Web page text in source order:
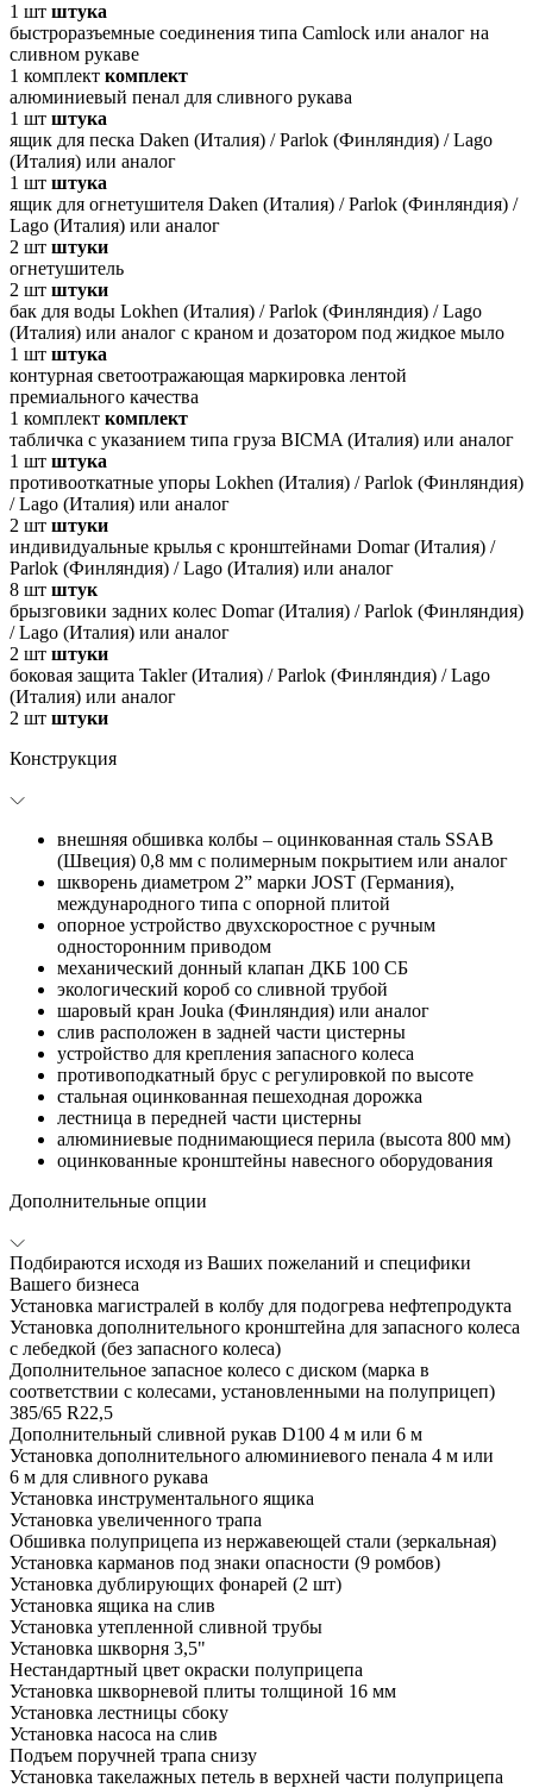
1 шт штука
быстроразъемные соединения типа Camlock или аналог на
сливном рукаве
1 комплект комплект
алюминиевый пенал для сливного рукава
1 шт штука
ящик для песка Daken (Италия) / Parlok (Финляндия) / Lago
(Италия) или аналог
1 шт штука
ящик для огнетушителя Daken (Италия) / Parlok (Финляндия) /
Lago (Италия) или аналог
2 шт штуки
огнетушитель
2 шт штуки
бак для воды Lokhen (Италия) / Parlok (Финляндия) / Lago
(Италия) или аналог с краном и дозатором под жидкое мыло
1 шт штука
контурная светоотражающая маркировка лентой
премиального качества
1 комплект комплект
табличка с указанием типа груза BICMA (Италия) или аналог
1 шт штука
противооткатные упоры Lokhen (Италия) / Parlok (Финляндия)
/ Lago (Италия) или аналог
2 шт штуки
индивидуальные крылья с кронштейнами Domar (Италия) /
Parlok (Финляндия) / Lago (Италия) или аналог
8 шт штук
брызговики задних колес Domar (Италия) / Parlok (Финляндия)
/ Lago (Италия) или аналог
2 шт штуки
боковая защита Takler (Италия) / Parlok (Финляндия) / Lago
(Италия) или аналог
2 шт штуки
Конструкция
внешняя обшивка колбы – оцинкованная сталь SSAB
(Швеция) 0,8 мм c полимерным покрытием или аналог
шкворень диаметром 2” марки JOST (Германия),
международного типа с опорной плитой
опорное устройство двухскоростное с ручным
односторонним приводом
механический донный клапан ДКБ 100 СБ
экологический короб со сливной трубой
шаровый кран Jouka (Финляндия) или аналог
слив расположен в задней части цистерны
устройство для крепления запасного колеса
противоподкатный брус с регулировкой по высоте
стальная оцинкованная пешеходная дорожка
лестница в передней части цистерны
алюминиевые поднимающиеся перила (высота 800 мм)
оцинкованные кронштейны навесного оборудования
Дополнительные опции
Подбираются исходя из Ваших пожеланий и специфики
Вашего бизнеса
Установка магистралей в колбу для подогрева нефтепродукта
Установка дополнительного кронштейна для запасного колеса
с лебедкой (без запасного колеса)
Дополнительное запасное колесо с диском (марка в
соответствии с колесами, установленными на полуприцеп)
385/65 R22,5
Дополнительный сливной рукав D100 4 м или 6 м
Установка дополнительного алюминиевого пенала 4 м или
6 м для сливного рукава
Установка инструментального ящика
Установка увеличенного трапа
Обшивка полуприцепа из нержавеющей стали (зеркальная)
Установка карманов под знаки опасности (9 ромбов)
Установка дублирующих фонарей (2 шт)
Установка ящика на слив
Установка утепленной сливной трубы
Установка шкворня 3,5"
Нестандартный цвет окраски полуприцепа
Установка шкворневой плиты толщиной 16 мм
Установка лестницы сбоку
Установка насоса на слив
Подъем поручней трапа снизу
Установка такелажных петель в верхней части полуприцепа